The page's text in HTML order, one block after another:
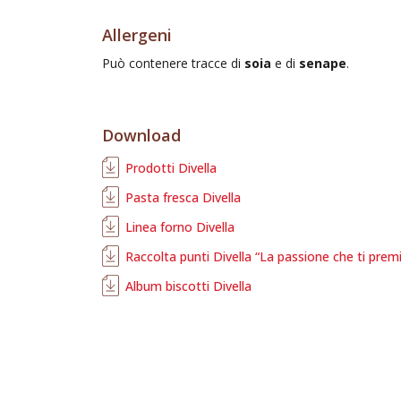
Allergeni
Può contenere tracce di soia e di senape.
Download
Prodotti Divella
Pasta fresca Divella
Linea forno Divella
Raccolta punti Divella “La passione che ti
Album biscotti Divella